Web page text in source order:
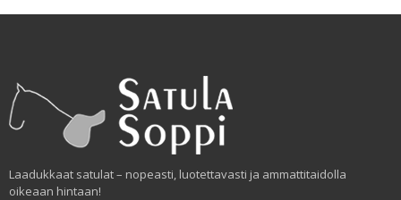
Laadukkaat satulat – nopeasti, luotettavasti ja ammattitaidolla
oikeaan hintaan!